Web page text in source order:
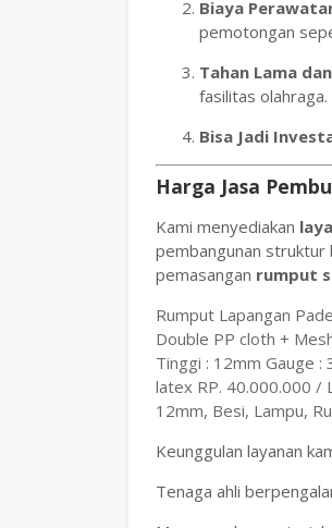
Biaya
pemotongan
Tahan Lama
fasilitas olahraga.
Bisa Jadi
Harga Jasa
Kami menyediakan
pembangunan struktur
pemasangan rumput
Rumput Lapangan
Double PP cloth +
Tinggi : 12mm Gauge
latex RP. 40.000.000 /
12mm, Besi, Lampu,
Keunggulan layanan
Tenaga ahli